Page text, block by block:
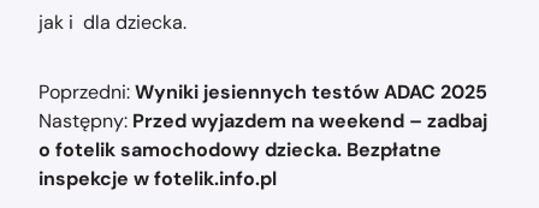
jak i dla dziecka.
Nawigacja
wpisu
Poprzedni:Wyniki jesiennych testów ADAC 2025
Następny: Przed wyjazdem na weekend – zadbaj
o fotelik samochodowy dziecka. Bezpłatne
inspekcje w fotelik.info.pl